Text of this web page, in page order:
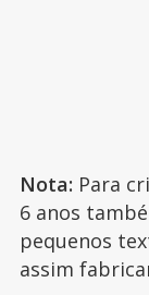
Nota: Para
6 anos
pequenos
assim